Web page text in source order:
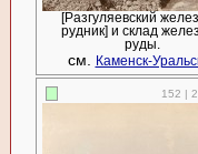
[Разгуляевский
рудник] и склад
руды.
см. Каменск-
152 |